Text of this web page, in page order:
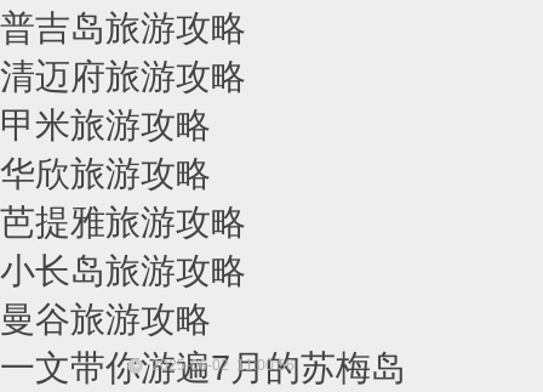
普吉岛旅游攻略
清迈府旅游攻略
甲米旅游攻略
华欣旅游攻略
芭提雅旅游攻略
小长岛旅游攻略
曼谷旅游攻略
一文带你游遍7月的苏梅岛
2025-06-02 11:00:56